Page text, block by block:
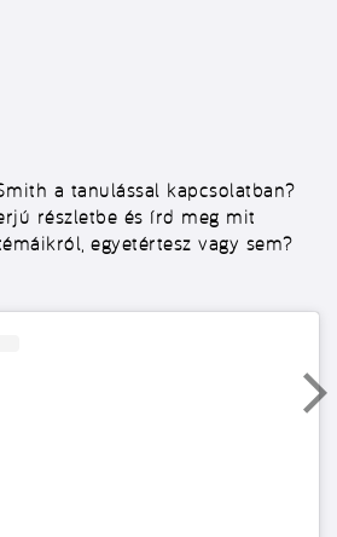
a tanulással kapcsolatban?
részletbe és írd meg mit
egyetértesz vagy sem?